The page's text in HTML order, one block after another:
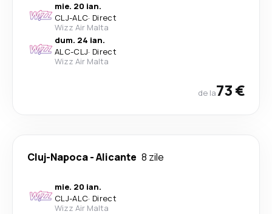
mie. 20 ian.
CLJ-ALC· Direct
Wizz Air Malta
dum. 24 ian.
ALC-CLJ· Direct
Wizz Air Malta
de la73 €
Cluj-Napoca-Alicante 8 zile
mie. 20 ian.
CLJ-ALC· Direct
Wizz Air Malta